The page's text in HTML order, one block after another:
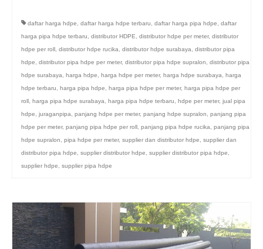
daftar harga hdpe daftar harga hdpe terbaru daftar harga pipa hdpe
daftar
harga pipa hdpe terbaru
distributor HDPE distributor hdpe per meter, distributor
hdpe per roll distributor hdpe rucika distributor hdpe surabaya
distributor pipa
hdpe
distributor pipa hdpe per meter, distributor pipa hdpe supralon
distributor pipa
hdpe surabaya
harga hdpe harga hdpe per meter, harga hdpe surabaya
harga
hdpe terbaru
harga pipa hdpe harga pipa hdpe per meter, harga pipa hdpe per
roll harga pipa hdpe surabaya harga pipa hdpe terbaru hdpe per meter, jual pipa
hdpe
juraganpipa panjang hdpe per meter, panjang hdpe supralon
panjang pipa
hdpe per meter, panjang pipa hdpe per roll panjang pipa hdpe rucika
panjang pipa
hdpe supralon
pipa hdpe per meter, supplier dan distributor hdpe
supplier dan
distributor pipa hdpe
supplier distributor hdpe supplier distributor pipa hdpe
supplier hdpe
supplier pipa hdpe